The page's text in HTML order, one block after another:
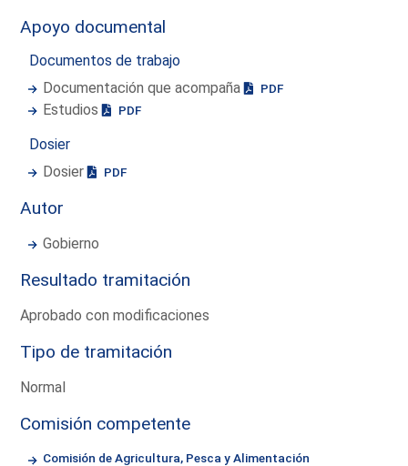
Apoyo documental
Documentos de trabajo
Documentación que acompaña
PDF
Estudios PDF
Dosier
Dosier
PDF
Autor
Gobierno
Resultado tramitación
Aprobado con modificaciones
Tipo de tramitación
Normal
Comisión competente
Comisión de Agricultura, Pesca y Alimentación